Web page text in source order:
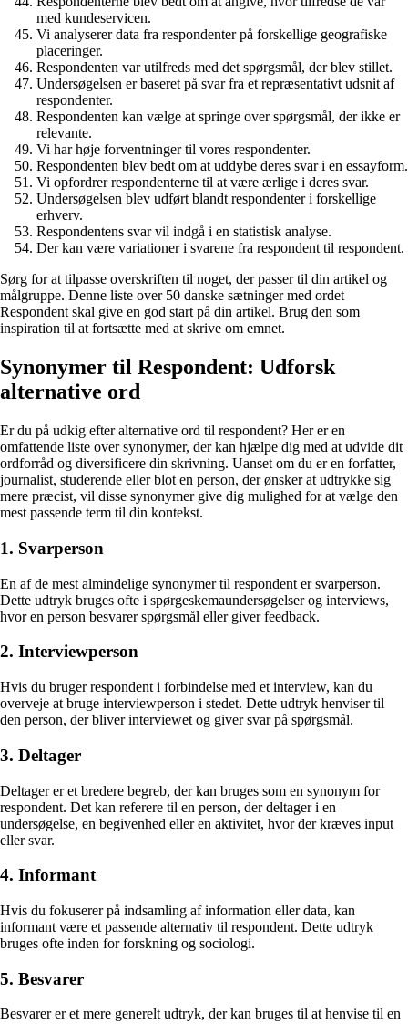
med kundeservicen.
Vi analyserer data fra respondenter på forskellige geografiske
placeringer.
Respondenten var utilfreds med det spørgsmål, der blev stillet.
Undersøgelsen er baseret på svar fra et repræsentativt udsnit af
respondenter.
Respondenten kan vælge at springe over spørgsmål, der ikke er
relevante.
Vi har høje forventninger til vores respondenter.
Respondenten blev bedt om at uddybe deres svar i en essayform.
Vi opfordrer respondenterne til at være ærlige i deres svar.
Undersøgelsen blev udført blandt respondenter i forskellige
erhverv.
Respondentens svar vil indgå i en statistisk analyse.
Der kan være variationer i svarene fra respondent til respondent.
Sørg for at tilpasse overskriften til noget, der passer til din artikel og
målgruppe. Denne liste over 50 danske sætninger med ordet
Respondent skal give en god start på din artikel. Brug den som
inspiration til at fortsætte med at skrive om emnet.
Synonymer til Respondent: Udforsk
alternative ord
Er du på udkig efter alternative ord til respondent? Her er en
omfattende liste over synonymer, der kan hjælpe dig med at udvide dit
ordforråd og diversificere din skrivning. Uanset om du er en forfatter,
journalist, studerende eller blot en person, der ønsker at udtrykke sig
mere præcist, vil disse synonymer give dig mulighed for at vælge den
mest passende term til din kontekst.
1. Svarperson
En af de mest almindelige synonymer til respondent er svarperson.
Dette udtryk bruges ofte i spørgeskemaundersøgelser og interviews,
hvor en person besvarer spørgsmål eller giver feedback.
2. Interviewperson
Hvis du bruger respondent i forbindelse med et interview, kan du
overveje at bruge interviewperson i stedet. Dette udtryk henviser til
den person, der bliver interviewet og giver svar på spørgsmål.
3. Deltager
Deltager er et bredere begreb, der kan bruges som en synonym for
respondent. Det kan referere til en person, der deltager i en
undersøgelse, en begivenhed eller en aktivitet, hvor der kræves input
eller svar.
4. Informant
Hvis du fokuserer på indsamling af information eller data, kan
informant være et passende alternativ til respondent. Dette udtryk
bruges ofte inden for forskning og sociologi.
5. Besvarer
Besvarer er et mere generelt udtryk, der kan bruges til at henvise til en